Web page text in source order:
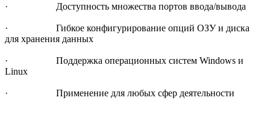
· Доступность множества портов ввода/вывода
· Гибкое конфигурирование опций ОЗУ и диска
для хранения данных
· Поддержка операционных систем Windows и
Linux
· Применение для любых сфер деятельности